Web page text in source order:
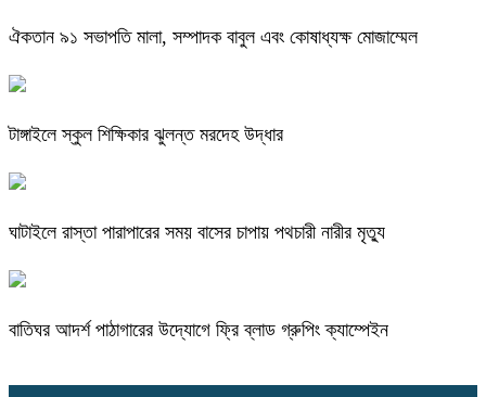
ঐকতান ৯১ সভাপতি মালা, সম্পাদক বাবুল এবং কোষাধ্যক্ষ মোজাম্মেল
টাঙ্গাইলে স্কুল শিক্ষিকার ঝুলন্ত মরদেহ উদ্ধার
ঘাটাইলে রাস্তা পারাপারের সময় বাসের চাপায় পথচারী নারীর মৃত্যু
বাতিঘর আদর্শ পাঠাগারের উদ্যোগে ফ্রি ব্লাড গ্রুপিং ক্যাম্পেইন